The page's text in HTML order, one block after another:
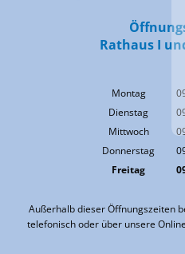
Rathaus I
Montag
Dienstag
Mittwoch
Donnerstag
Freitag
Außerhalb dieser Öffnungszeiten
telefonisch oder über unsere